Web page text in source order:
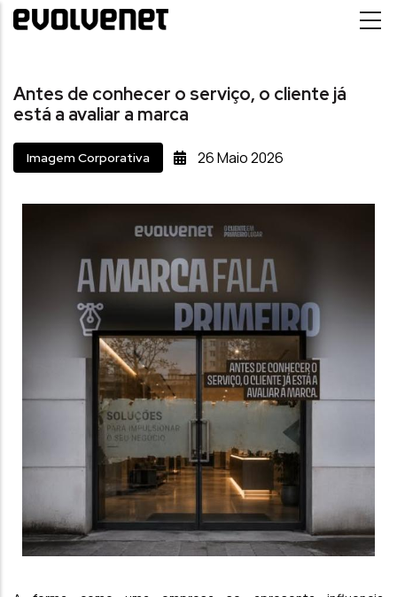
Passar para o conteúdo principal
Antes de conhecer o serviço, o cliente já
está a avaliar a marca
Imagem Corporativa 26Maio2026